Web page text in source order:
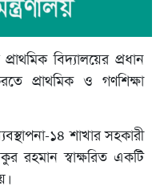
বিদ্যালয়ের প্রধান
প্রাথমিক ও গণশিক্ষা
১৪ শাখার সহকারী
রহমান স্বাক্ষরিত একটি